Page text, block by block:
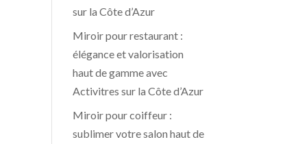
sur la Côte d’Azur
Miroir pour restaurant :
élégance et valorisation
haut de gamme avec
Activitres sur la Côte d’Azur
Miroir pour coiffeur :
sublimer votre salon haut de